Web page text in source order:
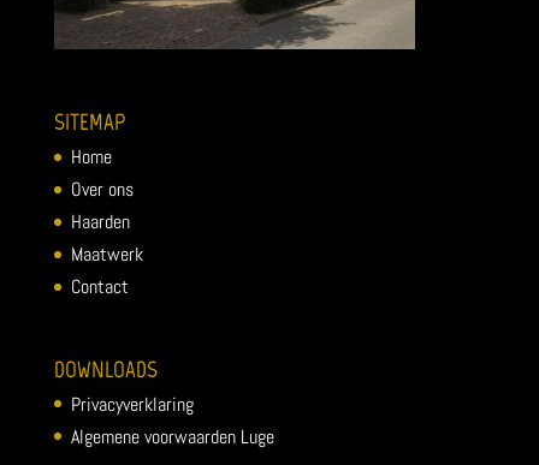
SITEMAP
Home
Over ons
Haarden
Maatwerk
Contact
DOWNLOADS
Privacyverklaring
Algemene voorwaarden Luge